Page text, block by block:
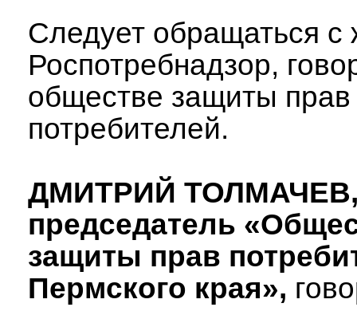
Следует обращаться с
Роспотребнадзор,
обществе защиты прав
потребителей.
ДМИТРИЙ
председатель
защиты прав
Пермского края»,